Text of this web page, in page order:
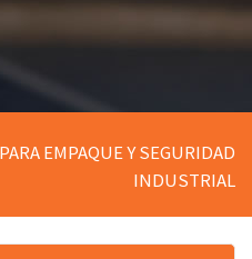
EMPAQUE Y SEGURIDAD
INDUSTRIAL